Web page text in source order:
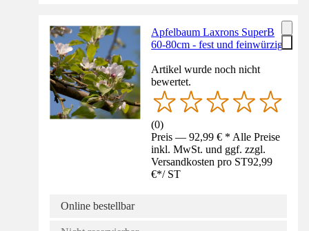
Apfelbaum Laxrons SuperB
60-80cm - fest und feinwürzig
Artikel wurde noch nicht
bewertet.
(0)
Preis — 92,99 € * Alle Preise
inkl. MwSt. und ggf. zzgl.
Versandkosten pro ST92,99
€*/ ST
Online bestellbar